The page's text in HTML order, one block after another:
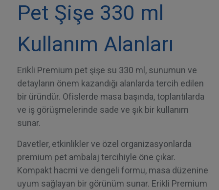
Pet Şişe 330 ml
Kullanım Alanları
Erikli Premium pet şişe su 330 ml , sunumun ve
detayların önem kazandığı alanlarda tercih edilen
bir üründür. Ofislerde masa başında, toplantılarda
ve iş görüşmelerinde sade ve şık bir kullanım
sunar.
Davetler, etkinlikler ve özel organizasyonlarda
premium pet ambalaj tercihiyle öne çıkar.
Kompakt hacmi ve dengeli formu, masa düzenine
uyum sağlayan bir görünüm sunar. Erikli Premium